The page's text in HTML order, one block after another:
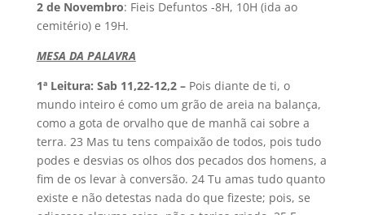
2 de Novembro: Fieis Defuntos -8H, 10H (ida ao
cemitério) e 19H.
MESA DA PALAVRA
1ª Leitura: Sab 11,22-12,2 – Pois diante de ti, o
mundo inteiro é como um grão de areia na balança,
como a gota de orvalho que de manhã cai sobre a
terra. 23 Mas tu tens compaixão de todos, pois tudo
podes e desvias os olhos dos pecados dos homens, a
fim de os levar à conversão. 24 Tu amas tudo quanto
existe e não detestas nada do que fizeste; pois, se